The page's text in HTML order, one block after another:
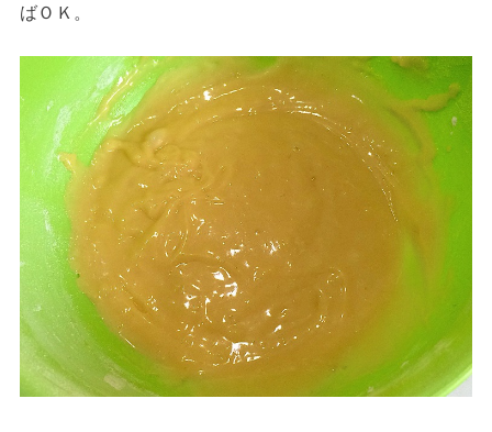
ばＯＫ。